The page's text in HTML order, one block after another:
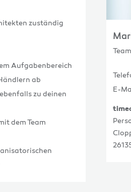
zuständig
Aufgabenbereich
ab
zu deinen
dem Team
E-